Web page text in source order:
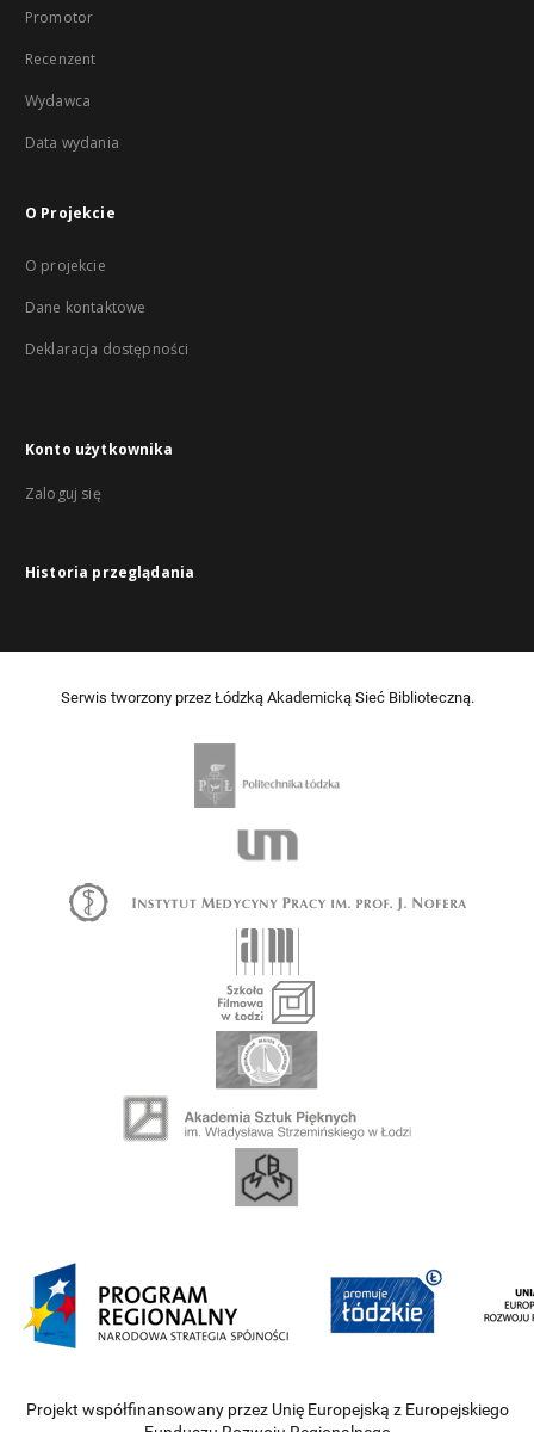
Promotor
Recenzent
Wydawca
Data wydania
O Projekcie
O projekcie
Dane kontaktowe
Deklaracja dostępności
Konto użytkownika
Zaloguj się
Historia przeglądania
Serwis tworzony przez Łódzką Akademicką Sieć Biblioteczną.
Projekt współfinansowany przez Unię Europejską z Europejskiego